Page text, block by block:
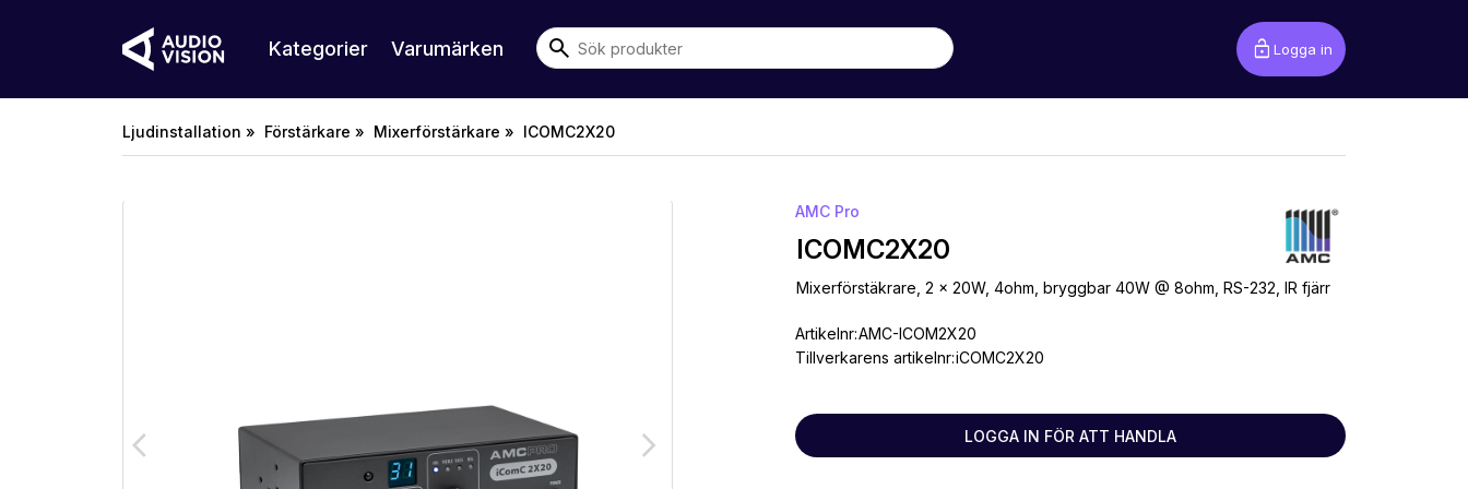
Kategorier Varumärken lock_open Logga in
Ljudinstallation » Förstärkare » Mixerförstärkare » ICOMC2X20
arrow_back_ios arrow_forward_ios
AMC Pro
ICOMC2X20
Mixerförstäkrare, 2 x 20W, 4ohm, bryggbar 40W @ 8ohm, RS-232, IR fjärr
Artikelnr:AMC-ICOM2X20
Tillverkarens artikelnr:iCOMC2X20
LOGGA IN FÖR ATT HANDLA